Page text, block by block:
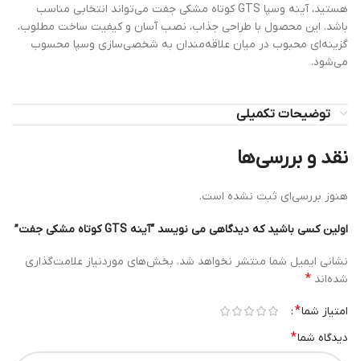
هستید، آینه وسپا GTS کوتاه مشکی جفت می‌تواند انتخابی مناسب
باشد. این محصول با طراحی جذاب، نصب آسان و کیفیت ساخت مطلوب،
گزینه‌ای محبوب در میان علاقه‌مندان به شخصی‌سازی وسپا محسوب
می‌شود.
توضیحات تکمیلی
نقد و بررسی‌ها
هنوز بررسی‌ای ثبت نشده است.
اولین کسی باشید که دیدگاهی می نویسد “آینه GTS کوتاه مشکی جفت”
نشانی ایمیل شما منتشر نخواهد شد. بخش‌های موردنیاز علامت‌گذاری
شده‌اند *
امتیاز شما*
دیدگاه شما*